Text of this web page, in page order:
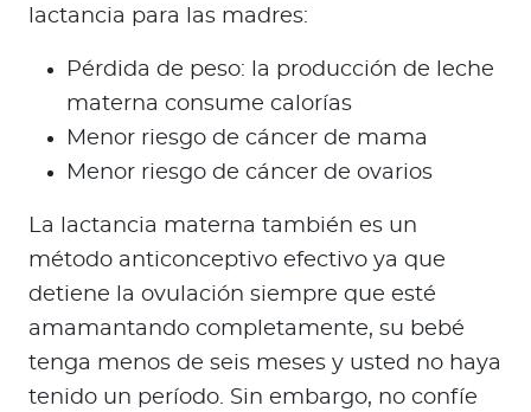
lactancia para las madres:
Pérdida de peso: la producción de leche
materna consume calorías
Menor riesgo de cáncer de mama
Menor riesgo de cáncer de ovarios
La lactancia materna también es un
método anticonceptivo efectivo ya que
detiene la ovulación siempre que esté
amamantando completamente, su bebé
tenga menos de seis meses y usted no haya
tenido un período. Sin embargo, no confíe